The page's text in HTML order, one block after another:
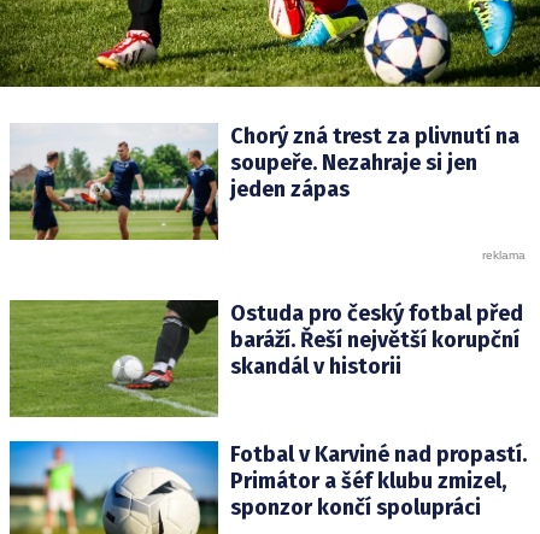
Chorý zná trest za plivnutí na
soupeře. Nezahraje si jen
jeden zápas
Ostuda pro český fotbal před
baráží. Řeší největší korupční
skandál v historii
Fotbal v Karviné nad propastí.
Primátor a šéf klubu zmizel,
sponzor končí spolupráci